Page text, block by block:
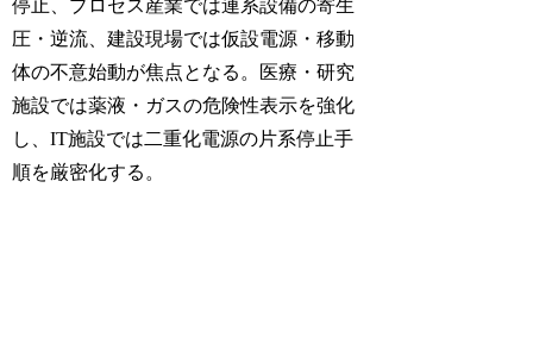
停止、プロセス産業では連系設備の寄生
圧・逆流、建設現場では仮設電源・移動
体の不意始動が焦点となる。医療・研究
施設では薬液・ガスの危険性表示を強化
し、IT施設では二重化電源の片系停止手
順を厳密化する。